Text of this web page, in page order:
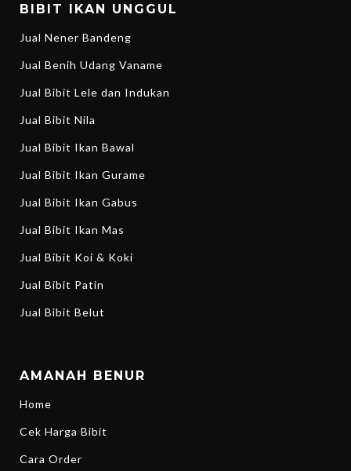
BIBIT IKAN UNGGUL
Jual Nener Bandeng
Jual Benih Udang Vaname
Jual Bibit Lele dan Indukan
Jual Bibit Nila
Jual Bibit Ikan Bawal
Jual Bibit Ikan Gurame
Jual Bibit Ikan Gabus
Jual Bibit Ikan Mas
Jual Bibit Koi & Koki
Jual Bibit Patin
Jual Bibit Belut
AMANAH BENUR
Home
Cek Harga Bibit
Cara Order